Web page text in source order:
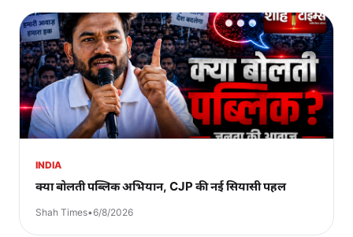
INDIA
क्या बोलती पब्लिक अभियान, CJP की नई सियासी पहल
Shah Times•6/8/2026